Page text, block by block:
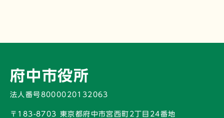
府中市役所
法人番号8000020132063
〒183-8703 東京都府中市宮西町2丁目24番地